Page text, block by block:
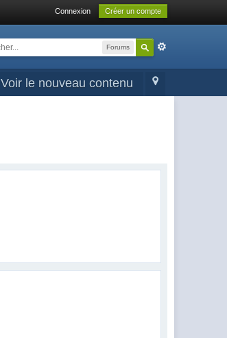
Connexion Créer un compte
Forums
Voir le nouveau contenu